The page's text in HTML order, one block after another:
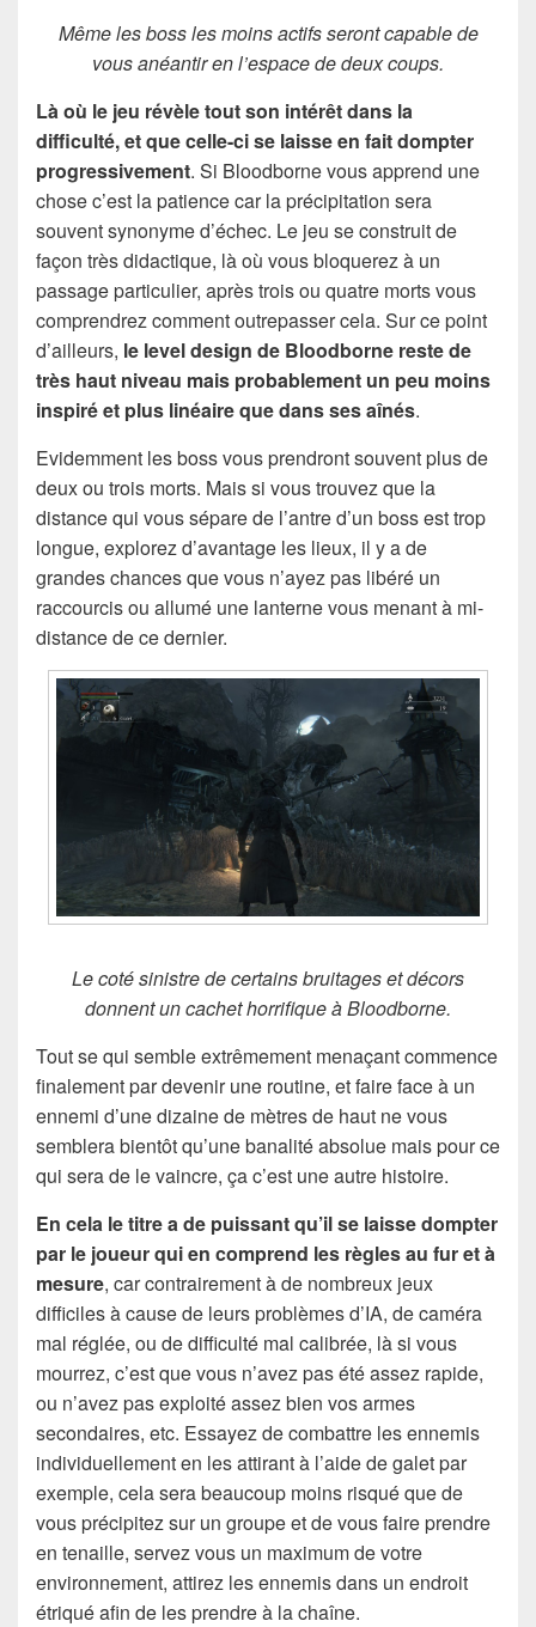
Même les boss les moins actifs seront capable de
vous anéantir en l’espace de deux coups.
Là où le jeu révèle tout son intérêt dans la
difficulté, et que celle-ci se laisse en fait dompter
progressivement. Si Bloodborne vous apprend une
chose c’est la patience car la précipitation sera
souvent synonyme d’échec. Le jeu se construit de
façon très didactique, là où vous bloquerez à un
passage particulier, après trois ou quatre morts vous
comprendrez comment outrepasser cela. Sur ce point
d’ailleurs, le level design de Bloodborne reste de
très haut niveau mais probablement un peu moins
inspiré et plus linéaire que dans sesaînés.
Evidemment les boss vous prendront souvent plus de
deux ou trois morts. Mais si vous trouvez que la
distance qui vous sépare de l’antre d’un boss est trop
longue, explorez d’avantage les lieux, il y a de
grandes chances que vous n’ayez pas libéré un
raccourcis ou allumé une lanterne vous menant à mi-
distance de ce dernier.
Le coté sinistre de certains bruitages et décors
donnent un cachet horrifique à Bloodborne.
Tout se qui semble extrêmement menaçant commence
finalement par devenir une routine, et faire face à un
ennemi d’une dizaine de mètres de haut ne vous
semblera bientôt qu’une banalité absolue mais pour ce
qui sera de le vaincre, ça c’est une autre histoire.
En cela le titre a de puissant qu’il se laisse dompter
par le joueur qui en comprend les règles au fur et à
mesure, car contrairement à de nombreux jeux
difficiles à cause de leurs problèmes d’IA, de caméra
mal réglée, ou de difficulté mal calibrée, là si vous
mourrez, c’est que vous n’avez pas été assez rapide,
ou n’avez pas exploité assez bien vos armes
secondaires, etc. Essayez de combattre les ennemis
individuellement en les attirant à l’aide de galet par
exemple, cela sera beaucoup moins risqué que de
vous précipitez sur un groupe et de vous faire prendre
en tenaille, servez vous un maximum de votre
environnement, attirez les ennemis dans un endroit
étriqué afin de les prendre à la chaîne.